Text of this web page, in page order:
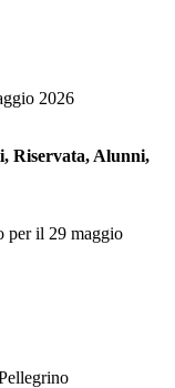
2026
Riservata, Alunni,
per il 29 maggio